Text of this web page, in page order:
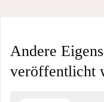
Andere
veröffentlicht